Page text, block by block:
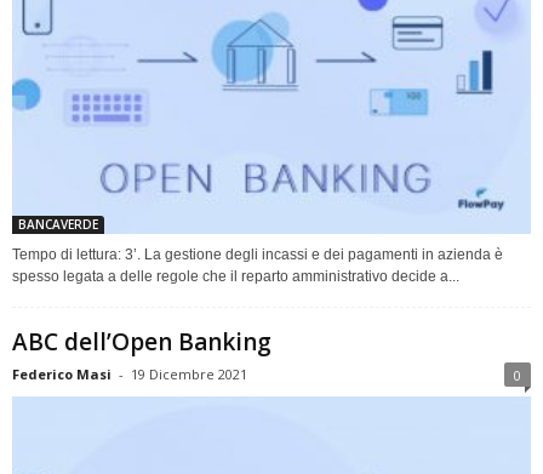
BANCAVERDE
Tempo di lettura: 3’. La gestione degli incassi e dei pagamenti in azienda è
spesso legata a delle regole che il reparto amministrativo decide a...
ABC dell’Open Banking
Federico Masi - 19 Dicembre 2021 0